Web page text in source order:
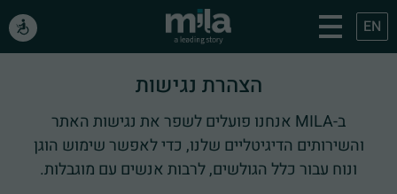
EN
הצהרת נגישות
ב-MILA אנחנו פועלים לשפר את נגישות האתר
והשירותים הדיגיטליים שלנו, כדי לאפשר שימוש הוגן
ונוח עבור כלל הגולשים, לרבות אנשים עם מוגבלות.